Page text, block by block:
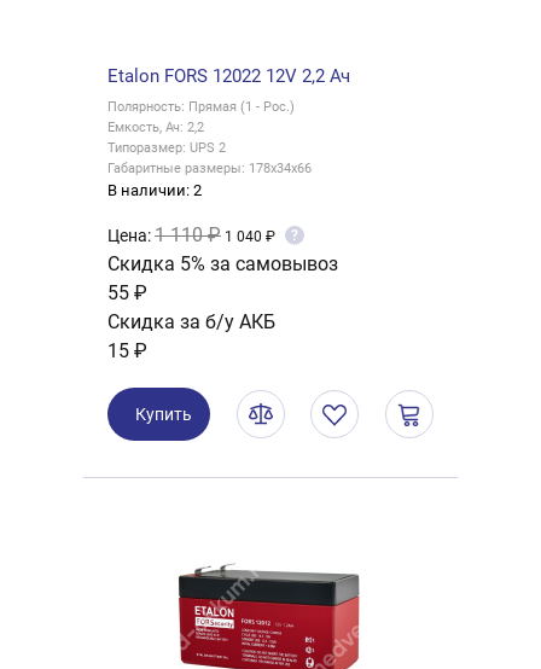
Etalon FORS 12022 12V 2,2 Ач
Полярность: Прямая (1 - Рос.)
Емкость, Ач: 2,2
Типоразмер: UPS 2
Габаритные размеры: 178x34x66
В наличии: 2
Цена:1 110 ₽ 1 040 ₽ ?
Скидка 5% за самовывоз
55 ₽
Скидка за б/у АКБ
15 ₽
Купить